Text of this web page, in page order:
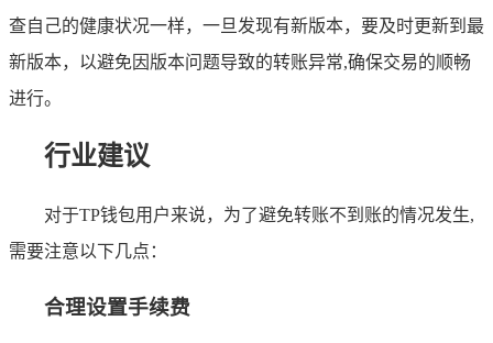
查自己的健康状况一样，一旦发现有新版本，要及时更新到最
新版本，以避免因版本问题导致的转账异常,确保交易的顺畅
进行。
行业建议
对于TP钱包用户来说，为了避免转账不到账的情况发生,
需要注意以下几点：
合理设置手续费